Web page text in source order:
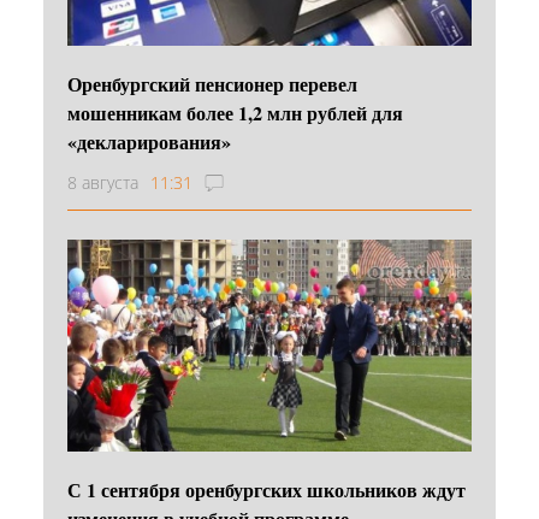
Оренбургский пенсионер перевел
мошенникам более 1,2 млн рублей для
«декларирования»
8 августа 11:31
С 1 сентября оренбургских школьников ждут